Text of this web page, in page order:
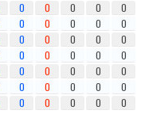
0 0 0 0
0
0 0 0 0
0
0 0 0 0
0
0 0 0 0
0
0 0 0 0
0
0 0 0 0
0
0 0 0 0
0